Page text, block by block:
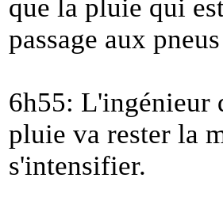
que la pluie qui
passage aux
6h55: L'ingénieur
pluie va rester la
s'intensifier.